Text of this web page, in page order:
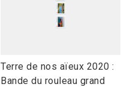
link
to
Terre de nos aïeux 2020 :
Bande du rouleau grand